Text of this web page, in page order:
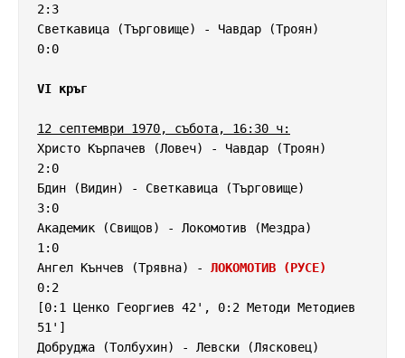
2:3
Светкавица (Търговище) - Чавдар (Троян)
0:0
VI кръг
12 септември 1970, събота, 16:30 ч:
Христо Кърпачев (Ловеч) - Чавдар (Троян)
2:0
Бдин (Видин) - Светкавица (Търговище)
3:0
Академик (Свищов) - Локомотив (Мездра)
1:0
Ангел Кънчев (Трявна) - ЛОКОМОТИВ (РУСЕ)
0:2
[0:1 Ценко Георгиев 42', 0:2 Методи Методиев
51']
Добруджа (Толбухин) - Левски (Лясковец)